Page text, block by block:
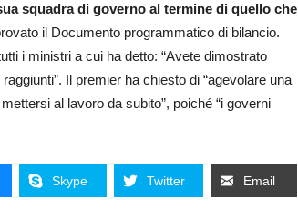
squadra di governo al termine di quello che
il Documento programmatico di bilancio.
i ministri a cui ha detto: “Avete dimostrato
Il premier ha chiesto di “agevolare una
al lavoro da subito”, poiché “i governi
Skype Twitter Email